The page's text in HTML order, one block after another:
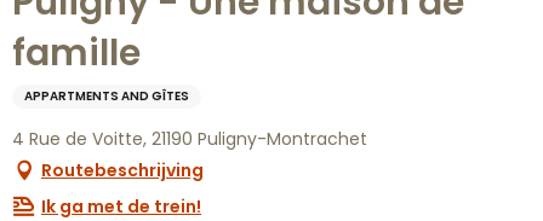
famille
APPARTMENTS AND GÎTES
4 Rue de Voitte, 21190 Puligny-Montrachet
Routebeschrijving
Ik ga met de trein!